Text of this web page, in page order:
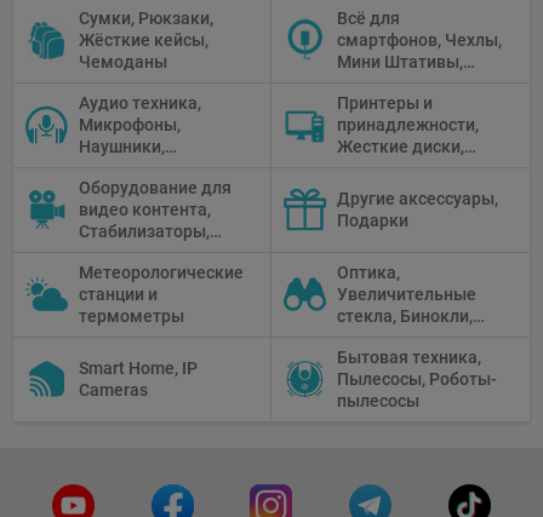
Сумки, Рюкзаки,
Жёсткие кейсы,
Чемоданы
Всё для
смартфонов, Чехлы,
Мини Штативы,
Аудио техника,
Микрофоны,
Наушники,
микшеры, Кабели и
адаптеры
Принтеры и
принадлежности,
Жесткие диски,
Проекторы,
Графические
Планшеты, Бумага
Оборудование для
видео контента,
Стабилизаторы,
Мониторы,
Профессиональное
видео
Другие аксессуары,
Подарки
Метеорологические
станции и
термометры
Оптика,
Увеличительные
стекла, Бинокли,
Телескопы,
Прицелы,
Микроскопы,
Smart Home, IP
Cameras
Бытовая техника,
Пылесосы, Роботы-
пылесосы